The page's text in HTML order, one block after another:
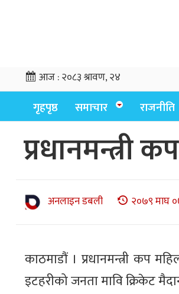
आज :२०८३ श्रावण, २४
गृहपृष्ठ समाचार राजनीति
प्रधानमन्त्री
अनलाइन डबली २०७९ माघ
काठमाडौं । प्रधानमन्त्री कप
इटहरीको जनता मावि क्रिकेट